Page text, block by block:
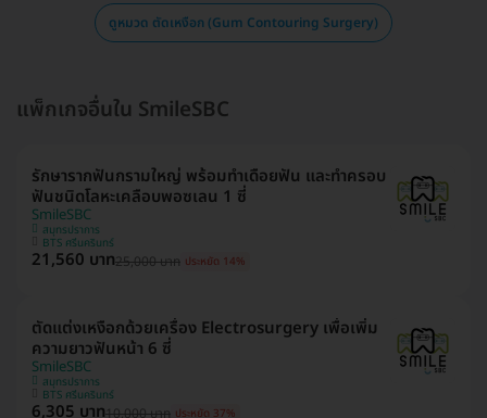
ดูหมวด ตัดเหงือก (Gum Contouring Surgery)
แพ็กเกจอื่นใน SmileSBC
รักษารากฟันกรามใหญ่ พร้อมทำเดือยฟัน และทำครอบ
ฟันชนิดโลหะเคลือบพอซเลน 1 ซี่
SmileSBC
สมุทรปราการ
BTS ศรีนครินทร์
21,560 บาท25,000 บาท ประหยัด 14%
ตัดแต่งเหงือกด้วยเครื่อง Electrosurgery เพื่อเพิ่ม
ความยาวฟันหน้า 6 ซี่
SmileSBC
สมุทรปราการ
BTS ศรีนครินทร์
6,305 บาท10,000 บาท ประหยัด 37%